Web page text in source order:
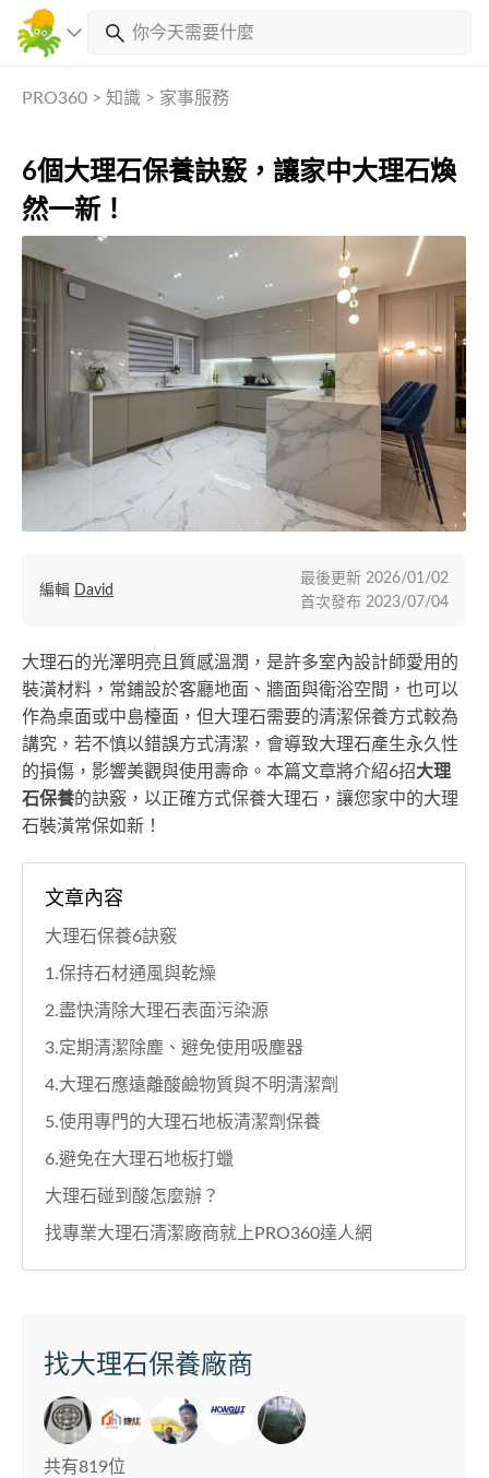
PRO360 > 知識 > 家事服務
6個大理石保養訣竅，讓家中大理石煥
然一新！
大理石的光澤明亮且質感溫潤，是許多室內設計師愛用的
裝潢材料，常鋪設於客廳地面、牆面與衛浴空間，也可以
作為桌面或中島檯面，但大理石需要的清潔保養方式較為
講究，若不慎以錯誤方式清潔，會導致大理石產生永久性
的損傷，影響美觀與使用壽命。本篇文章將介紹6招大理
石保養的訣竅，以正確方式保養大理石，讓您家中的大理
石裝潢常保如新！
編輯 David
最後更新 2026/01/02
首次發布 2023/07/04
文章內容
大理石保養6訣竅
1.保持石材通風與乾燥
2.盡快清除大理石表面污染源
3.定期清潔除塵、避免使用吸塵器
4.大理石應遠離酸鹼物質與不明清潔劑
5.使用專門的大理石地板清潔劑保養
6.避免在大理石地板打蠟
大理石碰到酸怎麼辦？
找專業大理石清潔廠商就上PRO360達人網
找大理石保養廠商
共有819位